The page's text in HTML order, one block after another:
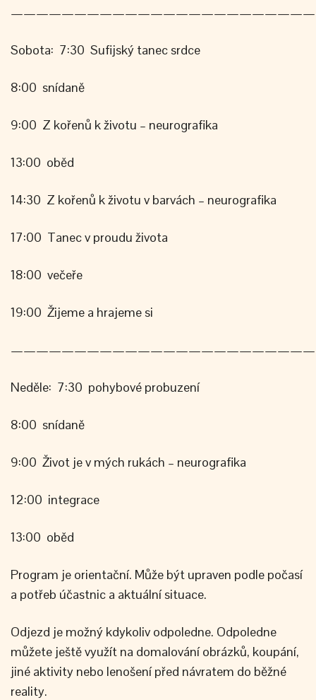
Sobota: 7:30 Sufijský tanec srdce
8:00 snídaně
9:00 Z kořenů k životu – neurografika
13:00 oběd
14:30 Z kořenů k životu v barvách – neurografika
17:00 Tanec v proudu života
18:00 večeře
19:00 Žijeme a hrajeme si
Neděle: 7:30 pohybové probuzení
8:00 snídaně
9:00 Život je v mých rukách – neurografika
12:00 integrace
13:00 oběd
Program je orientační. Může být upraven podle počasí
a potřeb účastnic a aktuální situace.
Odjezd je možný kdykoliv odpoledne. Odpoledne
můžete ještě využít na domalování obrázků, koupání,
jiné aktivity nebo lenošení před návratem do běžné
reality.